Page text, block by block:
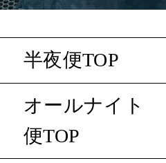
半夜便TOP
オールナイト
便TOP